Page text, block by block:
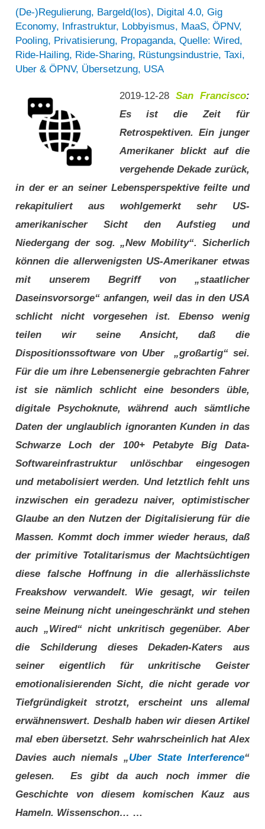
am
Beispiel
von
Toronto
Konzerne
verdrängen
in
Kanada
am
Beispiel
Toronto
Konzerne
verdrängen
Taxi
(De-)Regulierung, Bargeld(los), Digital 4.0,Gig
Economy, Infrastruktur, Lobbyismus, MaaS,ÖPNV,
Pooling, Privatisierung, Propaganda,Quelle: Wired,
Ride-Hailing, Ride-Sharing, Rüstungsindustrie,Taxi,
Uber & ÖPNV, Übersetzung, USA
2019-12-28 San Francisco:
Es ist die Zeit für
Retrospektiven. Ein junger
Amerikaner blickt auf die
vergehende Dekade zurück,
in der er an seiner Lebensperspektive feilte und
rekapituliert aus wohlgemerkt sehr US-
amerikanischer Sicht den Aufstieg und
Niedergang der sog. „New Mobility“. Sicherlich
können die allerwenigsten US-Amerikaner etwas
mit unserem Begriff von „staatlicher
Daseinsvorsorge“ anfangen, weil das in den USA
schlicht nicht vorgesehen ist. Ebenso wenig
teilen wir seine Ansicht, daß die
Dispositionssoftware von Uber „großartig“ sei.
Für die um ihre Lebensenergie gebrachten Fahrer
ist sie nämlich schlicht eine besonders üble,
digitale Psychoknute, während auch sämtliche
Daten der unglaublich ignoranten Kunden in das
Schwarze Loch der 100+ Petabyte Big Data-
Softwareinfrastruktur unlöschbar eingesogen
und metabolisiert werden. Und letztlich fehlt uns
inzwischen ein geradezu naiver, optimistischer
Glaube an den Nutzen der Digitalisierung für die
Massen. Kommt doch immer wieder heraus, daß
der primitive Totalitarismus der Machtsüchtigen
diese falsche Hoffnung in die allerhässlichste
Freakshow verwandelt. Wie gesagt, wir teilen
seine Meinung nicht uneingeschränkt und stehen
auch „Wired“ nicht unkritisch gegenüber. Aber
die Schilderung dieses Dekaden-Katers aus
seiner eigentlich für unkritische Geister
emotionalisierenden Sicht, die nicht gerade vor
Tiefgründigkeit strotzt, erscheint uns allemal
erwähnenswert. Deshalb haben wir diesen Artikel
mal eben übersetzt. Sehr wahrscheinlich hat Alex
Davies auch niemals „Uber State Interference“
gelesen. Es gibt da auch noch immer die
Geschichte von diesem komischen Kauz aus
Hameln. Wissenschon… …